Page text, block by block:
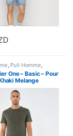
peuvent être
a plusieurs
Pull Homme
One – Basic – Pour
Melange